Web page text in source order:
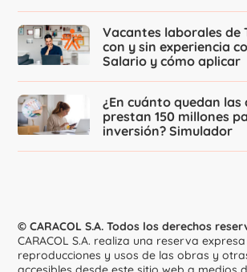
Vacantes laborales de
con y sin experiencia
Salario y cómo aplicar
¿En cuánto quedan las
prestan 150 millones
inversión? Simulador
© CARACOL S.A. Todos los derechos
CARACOL S.A. realiza una reserva
reproducciones y usos de las obras y